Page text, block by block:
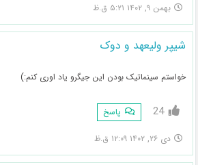
بهمن ۹, ۱۴۰۲ ۵:۲۱ ق.ظ
شیپر ولیعهد و دوک
خواستم سینماتیک بودن این جیگرو یاد اوری کنم:)
24 پاسخ
دی ۲۶, ۱۴۰۲ ۱۲:۰۹ ق.ظ